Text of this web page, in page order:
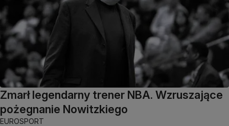
Zmarł legendarny trener NBA. Wzruszające
pożegnanie Nowitzkiego
EUROSPORT